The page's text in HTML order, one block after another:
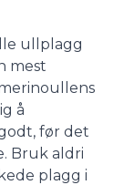
ullplagg
mest
å
før det
Bruk aldri
plagg i